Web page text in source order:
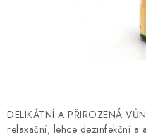
Natural Health Store
DELIKÁTNÍ A PŘIROZENÁ
relaxační, lehce dezinfekční a